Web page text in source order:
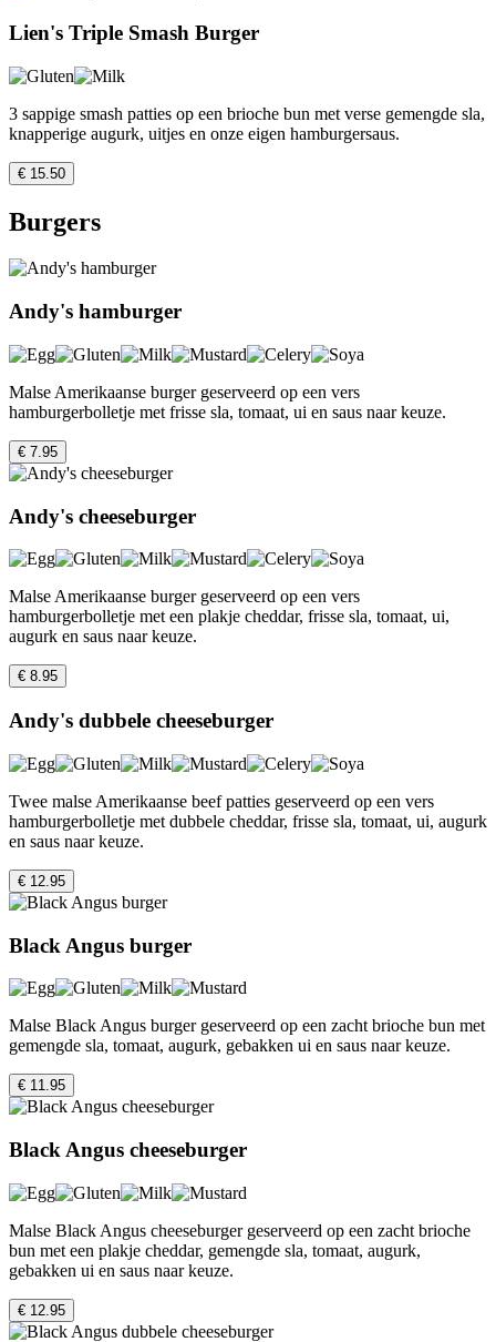
Lien's Triple Smash Burger
3 sappige smash patties op een brioche bun met verse gemengde sla,
knapperige augurk, uitjes en onze eigen hamburgersaus.
€ 15.50
Burgers
Andy's hamburger
Malse Amerikaanse burger geserveerd op een vers
hamburgerbolletje met frisse sla, tomaat, ui en saus naar keuze.
€ 7.95
Andy's cheeseburger
Malse Amerikaanse burger geserveerd op een vers
hamburgerbolletje met een plakje cheddar, frisse sla, tomaat, ui,
augurk en saus naar keuze.
€ 8.95
Andy's dubbele cheeseburger
Twee malse Amerikaanse beef patties geserveerd op een vers
hamburgerbolletje met dubbele cheddar, frisse sla, tomaat, ui, augurk
en saus naar keuze.
€ 12.95
Black Angus burger
Malse Black Angus burger geserveerd op een zacht brioche bun met
gemengde sla, tomaat, augurk, gebakken ui en saus naar keuze.
€ 11.95
Black Angus cheeseburger
Malse Black Angus cheeseburger geserveerd op een zacht brioche
bun met een plakje cheddar, gemengde sla, tomaat, augurk,
gebakken ui en saus naar keuze.
€ 12.95